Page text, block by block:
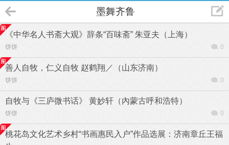
墨舞齐鲁
《中华名人书斋大观》辞条“百味斋” 朱亚夫（上海）
饼饼 0
善人自牧，仁义自牧 赵鹤翔／（山东济南）
饼饼 0
自牧与《三庐微书话》 黄妙轩（內蒙古呼和浩特）
饼饼 0
桃花岛文化艺术乡村“书画惠民入户”作品选展：济南章丘王福